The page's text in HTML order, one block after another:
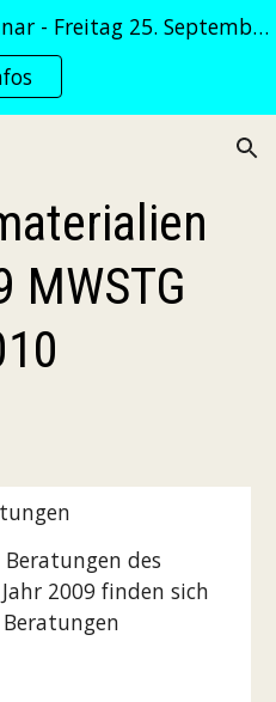
Skip to navigation
mwstnetzwerk Tagesseminar - Freitag 25. September 2026
MWSTG
des
2009 finden sich